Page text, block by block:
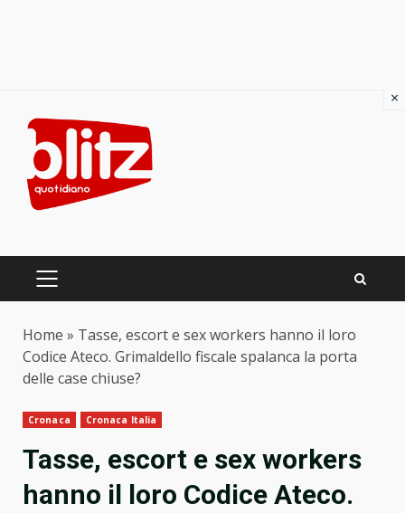
content
PRIMARY
Home » Tasse, escort e sex workers hanno il loro
Codice Ateco. Grimaldello fiscale spalanca la porta
delle case chiuse?
Cronaca Cronaca Italia
Tasse, escort e sex workers
hanno il loro Codice Ateco.
×